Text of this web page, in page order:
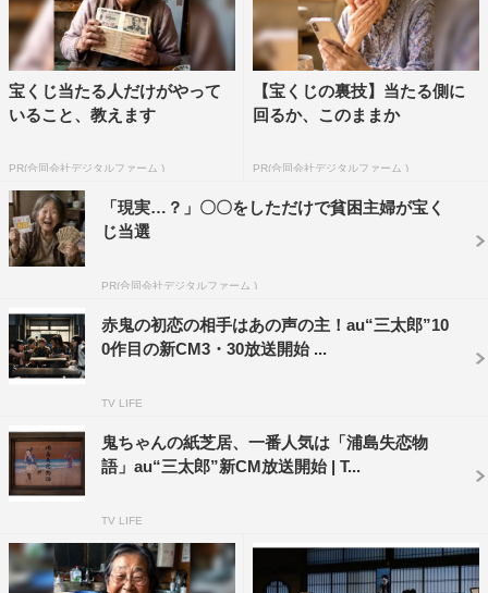
命！」と叫びながら大喜びする演技に、またも現場は笑い
に包まれた。
また、2月6日（月）より、森永製菓の定番チョコレート
「ダース」とバレンタイン時期に合せた特別コラボレーシ
ース」をプレゼント。その「本命ダース」の裏面のQRコ
ードから、鬼ちゃんスペシャルムービー（スマートフォン
のみ対応）も楽しめる。
『本命ダース』新CM「本命？」篇はオンエア中！
スペシャルサイト：
https://youtu.be/lD-n-FjodJo
宝くじ当たる人だけがやって
いること、教えます
PR(合同会社デジタルファーム )
【宝くじの裏技】当たる側に
回るか、このままか
PR(合同会社デジタルファーム )
「現実…？」〇〇をしただけで貧困主婦が宝く
じ当選
PR(合同会社デジタルファーム )
赤鬼の初恋の相手はあの声の主！au“三太郎”10
0作目の新CM3・30放送開始 ...
TV LIFE
鬼ちゃんの紙芝居、一番人気は「浦島失恋物
語」au“三太郎”新CM放送開始 | T...
TV LIFE